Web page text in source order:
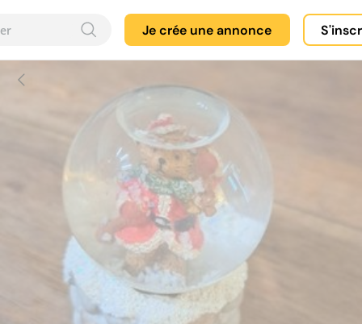
Je crée une annonce